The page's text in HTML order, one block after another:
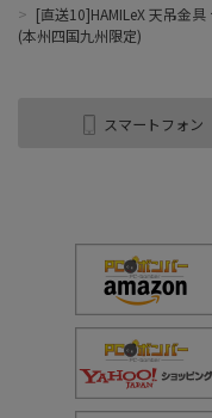
> [直送10]HAMILeX 天吊金
(本州四国九州限定)
スマートフォン